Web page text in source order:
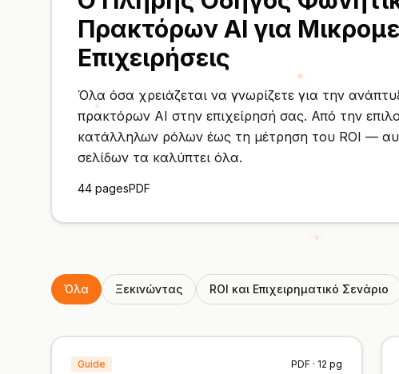
Πρακτόρων AI για
Επιχειρήσεις
Όλα όσα χρειάζεται να γνωρίζετε για την
πρακτόρων AI στην επιχείρησή σας. Από την
κατάλληλων ρόλων έως τη μέτρηση του ROI —
σελίδων τα καλύπτει όλα.
44 pagesPDF
Όλα Ξεκινώντας ROI και Επιχειρηματικό Σενάριο
Guide PDF · 12 pg